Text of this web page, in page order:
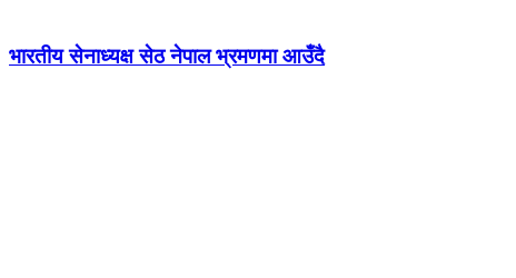
भारतीय सेनाध्यक्ष सेठ नेपाल भ्रमणमा आउँदै